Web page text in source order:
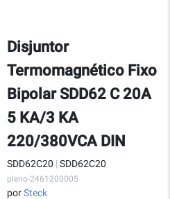
Disjuntor
Termomagnético Fixo
Bipolar SDD62 C 20A
5 KA/3 KA
220/380VCA DIN
SDD62C20 | SDD62C20
pleno-2461200005
porSteck